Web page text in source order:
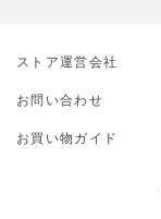
ストア運営会社
お問い合わせ
お買い物ガイド